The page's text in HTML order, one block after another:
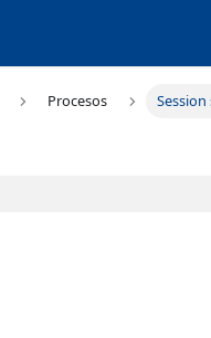
Procesos